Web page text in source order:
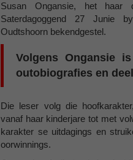
Susan Ongansie, het haar
Saterdagoggend 27 Junie
Oudtshoorn bekendgestel.
Volgens Ongansie
outobiografies en
Die leser volg die
vanaf haar kinderjare tot met
karakter se uitdagings en
oorwinnings.